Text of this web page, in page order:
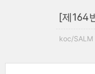
[제164
koc/SALM